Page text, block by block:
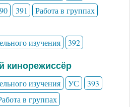
391
Работа в группах
изучения
392
кинорежиссёр
изучения УС
393
в группах